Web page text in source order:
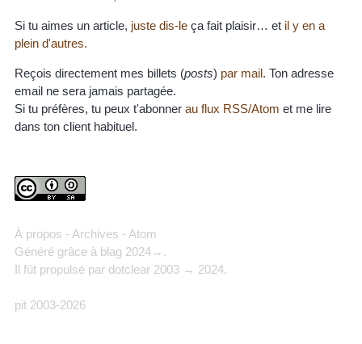
Si tu aimes un article, juste dis-le ça fait plaisir… et il y en a
plein d'autres.
Reçois directement mes billets (posts) par mail. Ton adresse
email ne sera jamais partagée.
Si tu préfères, tu peux t'abonner au flux RSS/Atom et me lire
dans ton client habituel.
À propos - Archives - Atom
Généré grâce à blag 2024→.
Il fût propulsé par dotclear 2003 → 2024.
pit 2003-2026